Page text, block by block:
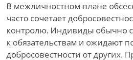
В межличностном плане
часто сочетает
контролю. Индивиды обычно
к обязательствам и ожидают
добросовестности от других.